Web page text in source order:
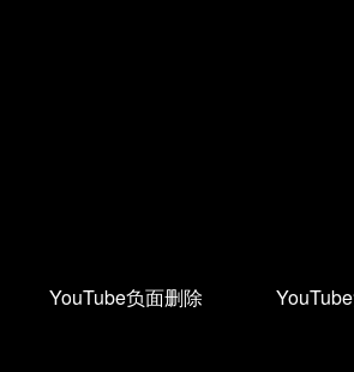
YouTube负面删除